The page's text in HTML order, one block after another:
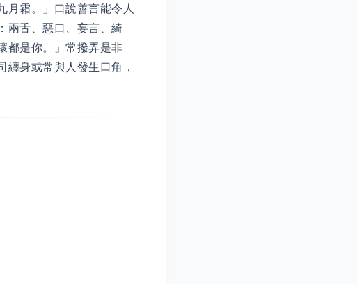
月霜。」口說善言能令人
兩舌、惡口、妄言、綺
都是你。」常撥弄是非
身或常與人發生口角，